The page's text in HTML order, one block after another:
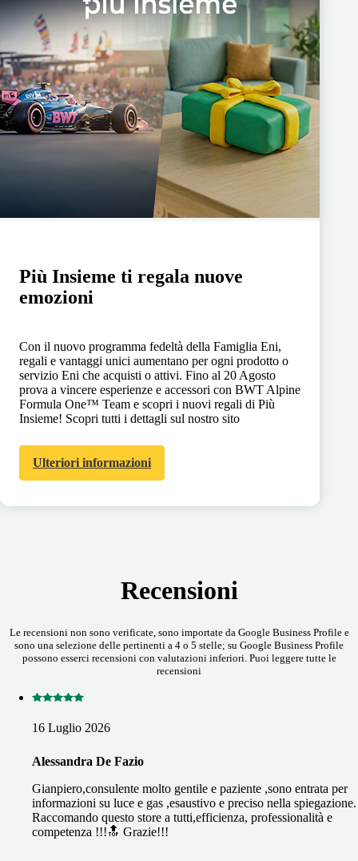
Più Insieme ti regala nuove
emozioni
Con il nuovo programma fedeltà della Famiglia Eni,
regali e vantaggi unici aumentano per ogni prodotto o
servizio Eni che acquisti o attivi. Fino al 20 Agosto
prova a vincere esperienze e accessori con BWT Alpine
Formula One™ Team e scopri i nuovi regali di Più
Insieme! Scopri tutti i dettagli sul nostro sito
Ulteriori informazioni
Recensioni
Le recensioni non sono verificate, sono importate da Google Business Profile e
sono una selezione delle pertinenti a 4 o 5 stelle; su Google Business Profile
possono esserci recensioni con valutazioni inferiori. Puoi leggere tutte le
recensioni
16 Luglio 2026
Alessandra De Fazio
Gianpiero,consulente molto gentile e paziente ,sono entrata per
informazioni su luce e gas ,esaustivo e preciso nella spiegazione.
Raccomando questo store a tutti,efficienza, professionalità e
competenza !!!🔝 Grazie!!!